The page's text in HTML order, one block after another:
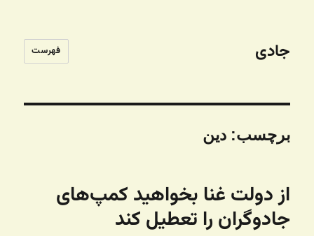
جادی فهرست
برچسب:دین
از دولت غنا بخواهید کمپ‌های
جادوگران را تعطیل کند